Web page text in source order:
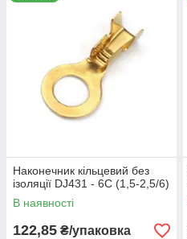
Наконечник кільцевий без
ізоляції DJ431 - 6С (1,5-2,5/6)
В наявності
122,85 ₴/упаковка